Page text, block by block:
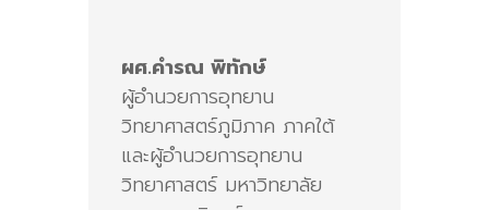
ผศ.คำรณ พิทักษ์
ผู้อำนวยการอุทยาน
วิทยาศาสตร์ภูมิภาค ภาคใต้
และผู้อำนวยการอุทยาน
วิทยาศาสตร์ มหาวิทยาลัย